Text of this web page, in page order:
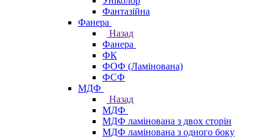
Фантазійна
Фанера
Назад
Фанера
ФК
ФОФ (Ламінована)
ФСФ
МДФ
Назад
МДФ
МДФ ламінована з двох сторін
МДФ ламінована з одного боку